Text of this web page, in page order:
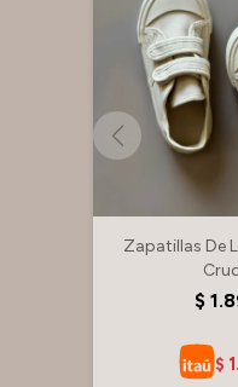
Zapatillas De
$
$